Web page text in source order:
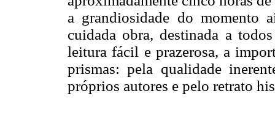
a grandiosidade do momento
cuidada obra, destinada a
leitura fácil e prazerosa, a
prismas: pela qualidade
próprios autores e pelo retrato